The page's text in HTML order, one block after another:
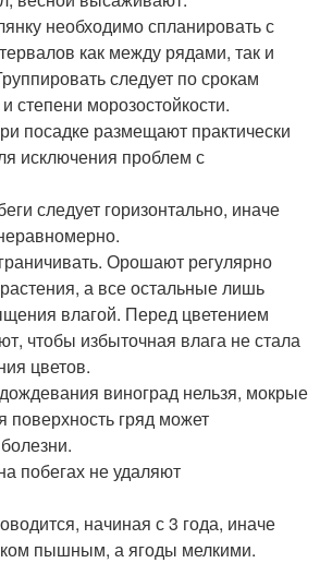
необходимо спланировать с
как между рядами, так и
следует по срокам
степени морозостойкости.
посадке размещают практически
исключения проблем с
следует горизонтально, иначе
Орошают регулярно
а все остальные лишь
влагой. Перед цветением
чтобы избыточная влага не стала
цветов.
виноград нельзя, мокрые
поверхность гряд может
побегах не удаляют
начиная с 3 года, иначе
пышным, а ягоды мелкими.